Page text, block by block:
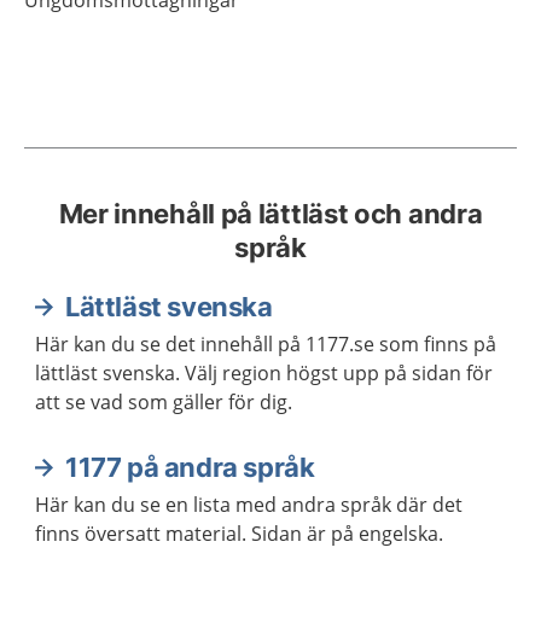
Mer innehåll på lättläst och andra
språk
Lättläst svenska
Här kan du se det innehåll på 1177.se som finns på
lättläst svenska. Välj region högst upp på sidan för
att se vad som gäller för dig.
1177 på andra språk
Här kan du se en lista med andra språk där det
finns översatt material. Sidan är på engelska.